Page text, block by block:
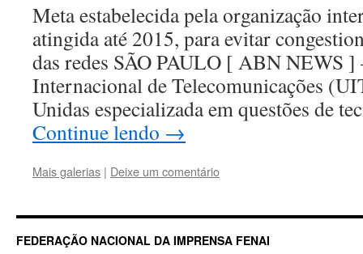
Meta estabelecida pela organização
atingida até 2015, para evitar
das redes SÃO PAULO [ ABN NEWS
Internacional de Telecomunicações
Unidas especializada em questões de
Continue lendo →
Mais galerias | Deixe um comentário
FEDERAÇÃO NACIONAL DA IMPRENSA FENAI